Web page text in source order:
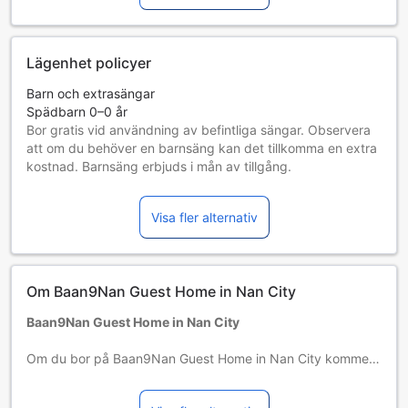
Lägenhet policyer
Barn och extrasängar
Spädbarn 0–0 år
Bor gratis vid användning av befintliga sängar. Observera
att om du behöver en barnsäng kan det tillkomma en extra
kostnad. Barnsäng erbjuds i mån av tillgång.
Bor gratis om befintliga sängar används.
Gäster 2 år och äldre betraktas som vuxna
Tillgång av extrasängar beror på vilket rum du väljer. Var
god kontrollera rummets beläggning för mer information.
och tillägg gäller.
Visa fler alternativ
Om Baan9Nan Guest Home in Nan City
Baan9Nan Guest Home in Nan City
Om du bor på Baan9Nan Guest Home in Nan City kommer
eftersom du är mitt i hjärtat av centrum, nära alla berömda